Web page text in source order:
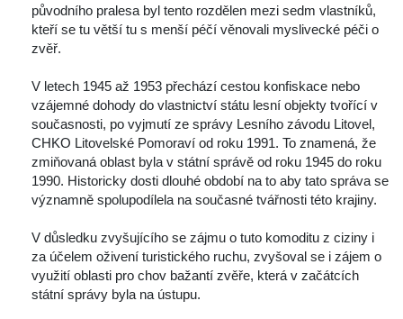
původního pralesa byl tento rozdělen mezi sedm vlastníků,
kteří se tu větší tu s menší péčí věnovali myslivecké péči o
zvěř.
V letech 1945 až 1953 přechází cestou konfiskace nebo
vzájemné dohody do vlastnictví státu lesní objekty tvořící v
oučasnosti, po vyjmutí ze správy Lesního závodu Litovel,
CHKO Litovelské Pomoraví od roku 1991. To znamená, že
zmiňovaná oblast byla v státní správě od roku 1945 do roku
1990. Historicky dosti dlouhé období na to aby tato správa se
významně spolupodílela na současné tvářnosti této krajiny.
V důsledku zvyšujícího se zájmu o tuto komoditu z ciziny i
za účelem oživení turistického ruchu, zvyšoval se i zájem o
využití oblasti pro chov bažantí zvěře, která v začátcích
tátní správy byla na ústupu.